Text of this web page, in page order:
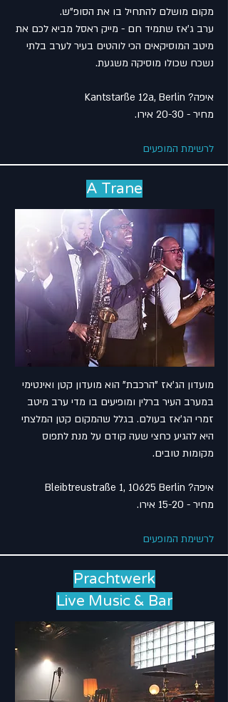
מקום מושלם להתחיל בו את הסופ"ש.
ערב ג'אז שתמיד חם - מייק ראסל מביא לכם את
מיטב המוסיקאים הכי לוהטים בעיר לערב בלתי
נשכח שכולו מוסיקה משגעת.
איפה? Kantstarße 12a, Berlin
מחיר - 20-30 אירו.
לרשימת המופעים
A Trane
מועדון הג'אז "הרכבת" הוא מועדון קטן ואינטימי
במערב העיר ברלין ומופיעים בו מדי ערב מיטב
זמרי הג'אז בעולם. בגלל שהמקום קטן המלצתי
היא להגיע כחצי שעה קודם על מנת לתפוס
מקומות טובים.
איפה? Bleibtreustraße 1, 10625 Berlin
מחיר - 15-20 אירו.
לרשימת המופעים
Prachtwerk
Live Music & Bar